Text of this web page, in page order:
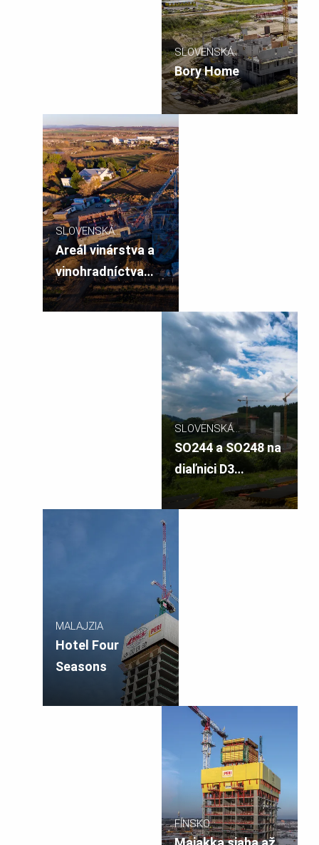
SLOVENSKÁ
REPUBLIKA
Bory Home
SLOVENSKÁ
REPUBLIKA
Areál vinárstva a
vinohradníctva
Predium
SLOVENSKÁ
REPUBLIKA
SO244 a SO248 na
diaľnici D3
Svrčinovec
MALAJZIA
Hotel Four
Seasons
FÍNSKO